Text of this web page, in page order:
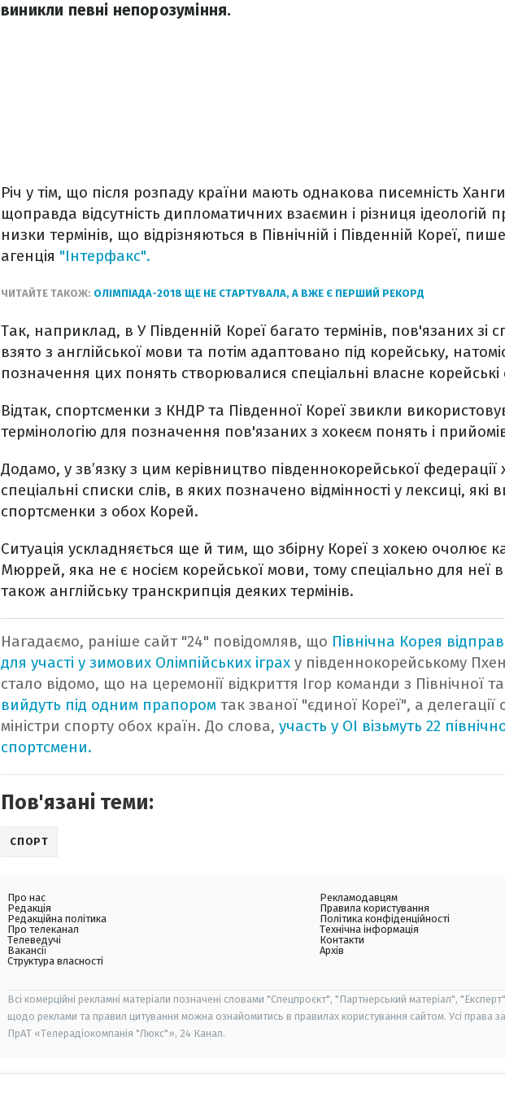
виникли певні непорозуміння.
Річ у тім, що після розпаду країни мають однакова писемність
щоправда відсутність дипломатичних взаємин і різниця ідеологій
низки термінів, що відрізняються в Північній і Південній Кореї,
агенція "Інтерфакс".
ЧИТАЙТЕ ТАКОЖ: ОЛІМПІАДА-2018 ЩЕ НЕ СТАРТУВАЛА, А ВЖЕ Є ПЕРШИЙ РЕКОРД
Так, наприклад, в У Південній Кореї багато термінів, пов'язаних зі
взято з англійської мови та потім адаптовано під корейську,
позначення цих понять створювалися спеціальні власне корейські
Відтак, спортсменки з КНДР та Південної Кореї звикли
термінологію для позначення пов'язаних з хокеєм понять і
Додамо, у зв’язку з цим керівництво південнокорейської
спеціальні списки слів, в яких позначено відмінності у лексиці, які
спортсменки з обох Корей.
Ситуація ускладняється ще й тим, що збірну Кореї з хокею очолює
Мюррей, яка не є носієм корейської мови, тому спеціально для неї
також англійську транскрипція деяких термінів.
Нагадаємо, раніше сайт "24" повідомляв, що Північна Корея
для участі у зимових Олімпійських іграх у південнокорейському
стало відомо, що на церемонії відкриття Ігор команди з Північної
вийдуть під одним прапором так званої "єдиної Кореї", а
міністри спорту обох країн. До слова, участь у ОІ візьмуть 22
спортсмени.
Пов'язані теми:
СПОРТ
Про нас
Редакція
Редакційна політика
Про телеканал
Телеведучі
Вакансії
Структура власності
Рекламодавцям
Правила користування
Політика конфіденційності
Технічна інформація
Контакти
Архів
Всі комерційні рекламні матеріали позначені словами "Спецпроєкт", "Партнерський матеріал",
щодо реклами та правил цитування можна ознайомитись в правилах користування сайтом. Усі права
ПрАТ «Телерадіокомпанія "Люкс"», 24 Канал.